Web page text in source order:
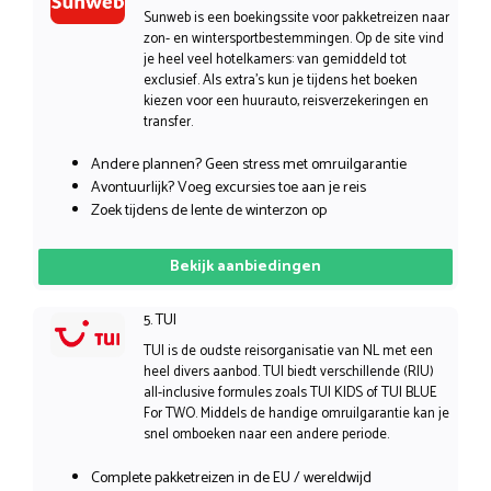
Sunweb is een boekingssite voor pakketreizen naar
zon- en wintersportbestemmingen. Op de site vind
je heel veel hotelkamers: van gemiddeld tot
exclusief. Als extra’s kun je tijdens het boeken
kiezen voor een huurauto, reisverzekeringen en
transfer.
Andere plannen? Geen stress met omruilgarantie
Avontuurlijk? Voeg excursies toe aan je reis
Zoek tijdens de lente de winterzon op
Bekijk aanbiedingen
5. TUI
TUI is de oudste reisorganisatie van NL met een
heel divers aanbod. TUI biedt verschillende (RIU)
all-inclusive formules zoals TUI KIDS of TUI BLUE
For TWO. Middels de handige omruilgarantie kan je
snel omboeken naar een andere periode.
Complete pakketreizen in de EU / wereldwijd